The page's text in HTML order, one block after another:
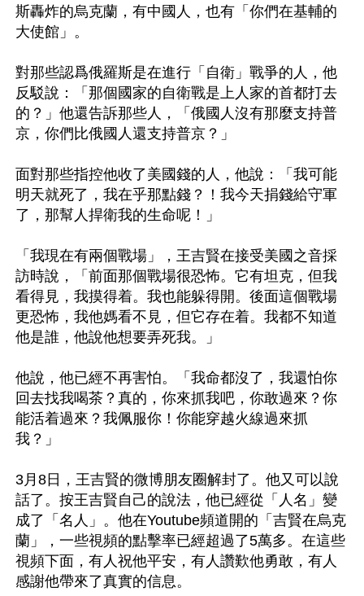
斯轟炸的烏克蘭，有中國人，也有「你們在基輔的
大使館」。
對那些認爲俄羅斯是在進行「自衛」戰爭的人，他
反駁說：「那個國家的自衛戰是上人家的首都打去
的？」他還告訴那些人，「俄國人沒有那麼支持普
京，你們比俄國人還支持普京？」
面對那些指控他收了美國錢的人，他說：「我可能
明天就死了，我在乎那點錢？！我今天捐錢給守軍
了，那幫人捍衛我的生命呢！」
「我現在有兩個戰場」，王吉賢在接受美國之音採
訪時說，「前面那個戰場很恐怖。它有坦克，但我
看得見，我摸得着。我也能躲得開。後面這個戰場
更恐怖，我他媽看不見，但它存在着。我都不知道
他是誰，他說他想要弄死我。」
他說，他已經不再害怕。「我命都沒了，我還怕你
回去找我喝茶？真的，你來抓我吧，你敢過來？你
能活着過來？我佩服你！你能穿越火線過來抓
我？」
3月8日，王吉賢的微博朋友圈解封了。他又可以說
話了。按王吉賢自己的說法，他已經從「人名」變
成了「名人」。他在Youtube頻道開的「吉賢在烏克
蘭」，一些視頻的點擊率已經超過了5萬多。在這些
視頻下面，有人祝他平安，有人讚歎他勇敢，有人
感謝他帶來了真實的信息。